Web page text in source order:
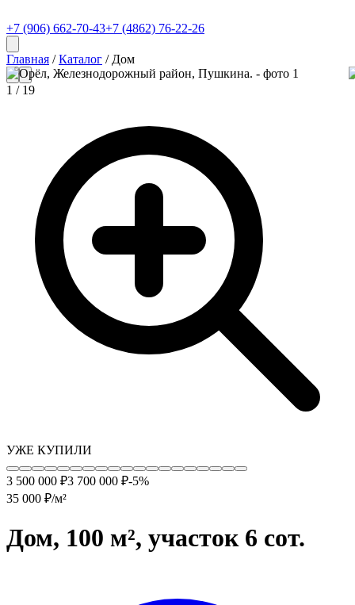
+7 (906) 662-70-43+7 (4862) 76-22-26
Главная /Каталог / Дом
1 / 19
УЖЕ КУПИЛИ
3 500 000 ₽3 700 000 ₽-5%
35 000 ₽/м²
Дом, 100 м², участок 6 сот.